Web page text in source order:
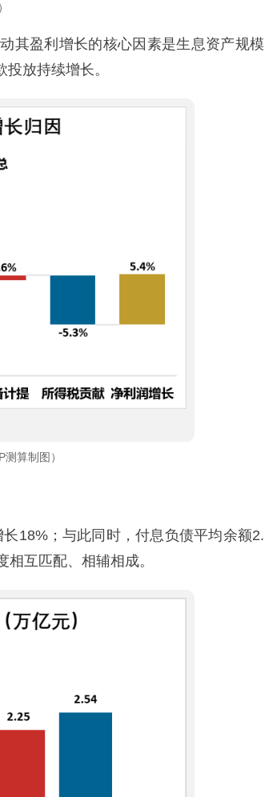
其盈利增长的核心因素是生息资产规模
放持续增长。
算制图）
18%；与此同时，付息负债平均余额2.
互匹配、相辅相成。